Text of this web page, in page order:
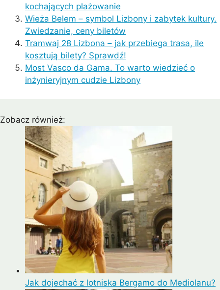
kochających plażowanie
Wieża Belem – symbol Lizbony i zabytek kultury.
Zwiedzanie, ceny biletów
Tramwaj 28 Lizbona – jak przebiega trasa, ile
kosztują bilety? Sprawdź!
Most Vasco da Gama. To warto wiedzieć o
inżynieryjnym cudzie Lizbony
Zobacz również:
Jak dojechać z lotniska Bergamo do Mediolanu?